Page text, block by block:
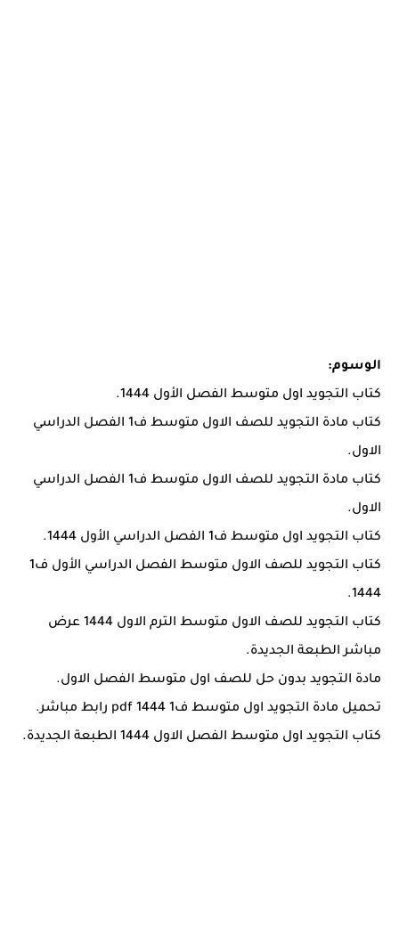
الوسوم:
كتاب التجويد اول متوسط الفصل الأول 1444.
كتاب مادة التجويد للصف الاول متوسط ف1 الفصل الدراسي
الاول.
كتاب مادة التجويد للصف الاول متوسط ف1 الفصل الدراسي
الاول.
كتاب التجويد اول متوسط ف1 الفصل الدراسي الأول 1444.
كتاب التجويد للصف الاول متوسط الفصل الدراسي الأول ف1
1444.
كتاب التجويد للصف الاول متوسط الترم الاول 1444 عرض
مباشر الطبعة الجديدة.
مادة التجويد بدون حل للصف اول متوسط الفصل الاول.
تحميل مادة التجويد اول متوسط ف1 1444 pdf رابط مباشر.
كتاب التجويد اول متوسط الفصل الاول 1444 الطبعة الجديدة.